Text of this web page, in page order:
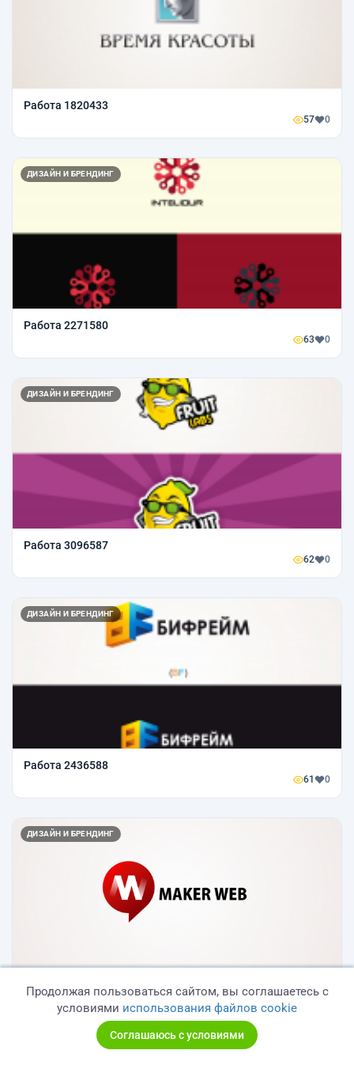
Работа 1820433
57 0
ДИЗАЙН И БРЕНДИНГ
Работа 2271580
63 0
ДИЗАЙН И БРЕНДИНГ
Работа 3096587
62 0
ДИЗАЙН И БРЕНДИНГ
Работа 2436588
61 0
ДИЗАЙН И БРЕНДИНГ
Работа 3850745
Продолжая пользоваться сайтом, вы соглашаетесь с
условиями использования файлов cookie
Соглашаюсь с условиями